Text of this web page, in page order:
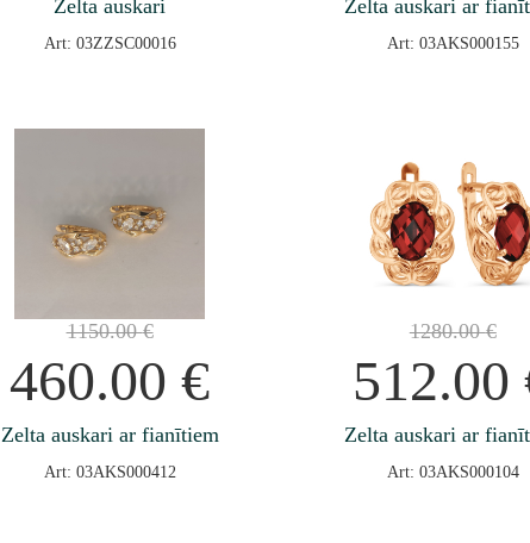
Zelta auskari
Art: 03ZZSC00016
Zelta auskari ar
Art: 03AKS000155
1150.00€
460.00€
Zelta auskari ar fianītiem
Art: 03AKS000412
1280.00€
512.00
Zelta auskari ar
Art: 03AKS000104